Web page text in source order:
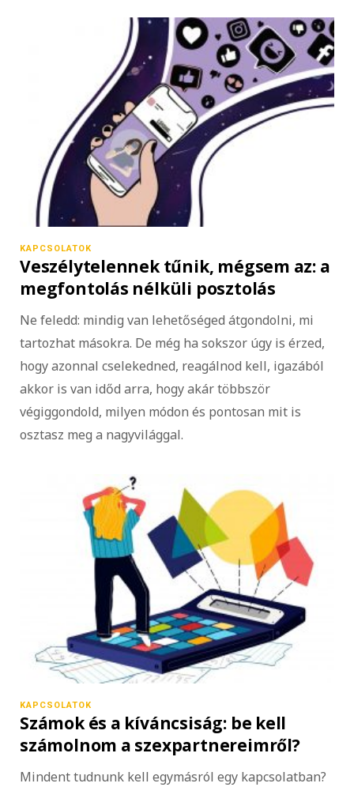
KAPCSOLATOK
Veszélytelennek tűnik, mégsem az: a
megfontolás nélküli posztolás
Ne feledd: mindig van lehetőséged átgondolni, mi
tartozhat másokra. De még ha sokszor úgy is érzed,
hogy azonnal cselekedned, reagálnod kell, igazából
akkor is van időd arra, hogy akár többször
végiggondold, milyen módon és pontosan mit is
osztasz meg a nagyvilággal.
KAPCSOLATOK
Számok és a kíváncsiság: be kell
számolnom a szexpartnereimről?
Mindent tudnunk kell egymásról egy kapcsolatban?